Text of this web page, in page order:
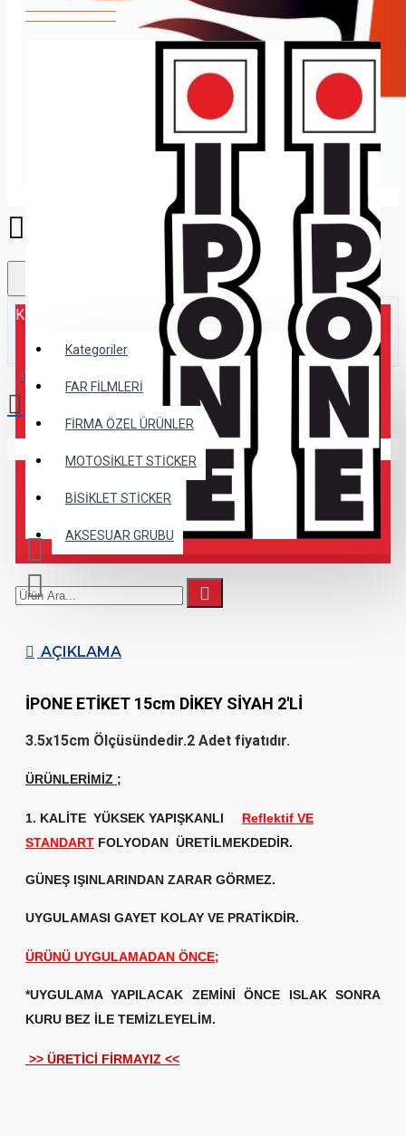
Kategoriler
Kategoriler
FAR FİLMLERİ
FİRMA ÖZEL ÜRÜNLER
MOTOSİKLET STİCKER
BİSİKLET STİCKER
AKSESUAR GRUBU
0 ürün - 0,00TL
AÇIKLAMA
İPONE ETİKET 15cm DİKEY SİYAH 2'Lİ
3.5x15cm Ölçüsündedir.2 Adet fiyatıdır.
ÜRÜNLERİMİZ ;
1. KALİTE YÜKSEK YAPIŞKANLI
Reflektif VE
STANDART FOLYODAN ÜRETİLMEKDEDİR.
GÜNEŞ IŞINLARINDAN ZARAR GÖRMEZ.
UYGULAMASI GAYET KOLAY VE PRATİKDİR.
ÜRÜNÜ UYGULAMADAN ÖNCE;
*UYGULAMA YAPILACAK ZEMİNİ ÖNCE ISLAK SONRA
KURU BEZ İLE TEMİZLEYELİM.
>> ÜRETİCİ FİRMAYIZ <<